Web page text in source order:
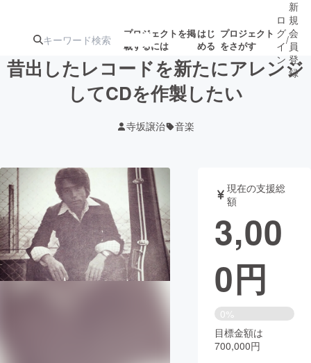
プロジェクトを掲
載するには
はじ
める
プロジェクト
をさがす
注目の新着プロ
ジェクト
募集終了が近いプ
ロジェクト
アート・写真 音楽
テクノロジー・ガジェット ゲーム・サ
映像・映画 書籍・雑誌
チャレンジ
ロ
グ
イ
ン
/
新
規
会
員
登
録
昔出したレコードを新たにアレンジ
してCDを作製したい
寺坂譲治 音楽
現在の支援総
額
3,00
0円
0%
目標金額は
700,000円